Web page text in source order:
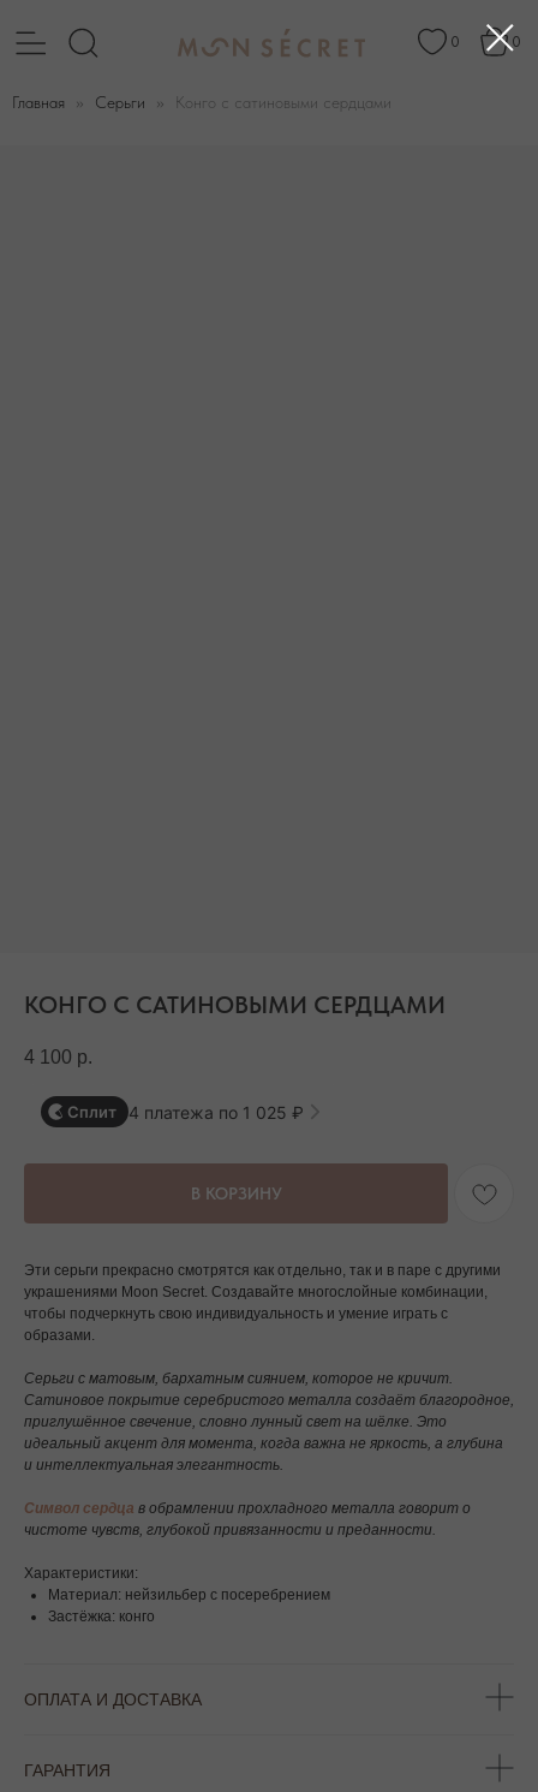
Главная Серьги Конго с сатиновыми сердцами
КОНГО С САТИНОВЫМИ СЕРДЦАМИ
4 100 р.
Сплит 4 платежа по 1 025 ₽
В КОРЗИНУ
Эти серьги прекрасно смотрятся как отдельно, так и в паре с другими
украшениями Moon Secret. Создавайте многослойные комбинации,
чтобы подчеркнуть свою индивидуальность и умение играть с
образами.
Серьги с матовым, бархатным сиянием, которое не кричит.
Сатиновое покрытие серебристого металла создаёт благородное,
приглушённое свечение, словно лунный свет на шёлке. Это
идеальный акцент для момента, когда важна не яркость, а глубина
и интеллектуальная элегантность.
Символ сердца в обрамлении прохладного металла говорит о
чистоте чувств, глубокой привязанности и преданности.
Характеристики:
Материал: нейзильбер с посеребрением
Застёжка: конго
ОПЛАТА И ДОСТАВКА
ГАРАНТИЯ